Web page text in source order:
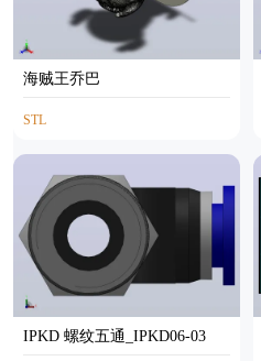
海贼王乔巴
STL
IPKD 螺纹五通_IPKD06-03